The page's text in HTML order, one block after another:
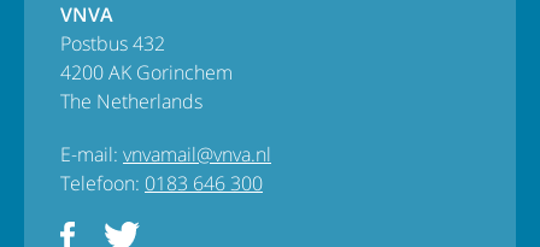
VNVA
Postbus 432
4200 AK Gorinchem
The Netherlands
E-mail: vnvamail@vnva.nl
Telefoon: 0183 646 300